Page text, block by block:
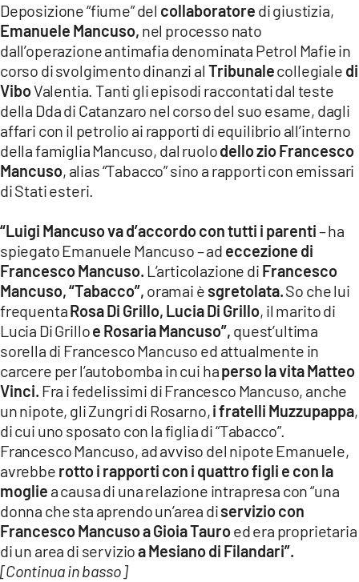
COSENZACHANNEL.IT
ILVIBONESE.IT
CATANZAROCHANNEL.IT
LACAPITALENEWS.IT
App
ANDROID
APPLE
Deposizione “fiume” del collaboratore di giustizia,
Emanuele Mancuso, nel processo nato
dall’operazione antimafia denominata Petrol Mafie in
corso di svolgimento dinanzi al Tribunalecollegiale di
ViboValentia. Tanti gli episodi raccontati dal teste
della Dda di Catanzaro nel corso del suo esame, dagli
affari con il petrolio ai rapporti di equilibrio all’interno
della famiglia Mancuso, dal ruolodello zio Francesco
Mancuso, alias “Tabacco” sino a rapporti con emissari
di Stati esteri.
“Luigi Mancuso va d’accordo con tutti i parenti– ha
spiegato Emanuele Mancuso – ad eccezione di
Francesco Mancuso. L’articolazione di Francesco
Mancuso, “Tabacco”, oramai è sgretolata.So che lui
frequentaRosa Di Grillo, Lucia Di Grillo, il marito di
Lucia Di Grilloe Rosaria Mancuso”, quest’ultima
sorella di Francesco Mancuso ed attualmente in
carcere per l’autobomba in cui haperso la vita Matteo
Vinci. Fra i fedelissimi di Francesco Mancuso, anche
un nipote, gli Zungri di Rosarno,i fratelli Muzzupappa,
di cui uno sposato con la figlia di “Tabacco”.
Francesco Mancuso, ad avviso del nipote Emanuele,
avrebbe rotto i rapporti con i quattro figli e con la
moglie a causa di una relazione intrapresa con “una
donna che sta aprendo un’area diservizio con
Francesco Mancuso a Gioia Tauroed era proprietaria
di un area di servizioa Mesiano di Filandari”.
[Continua in basso]